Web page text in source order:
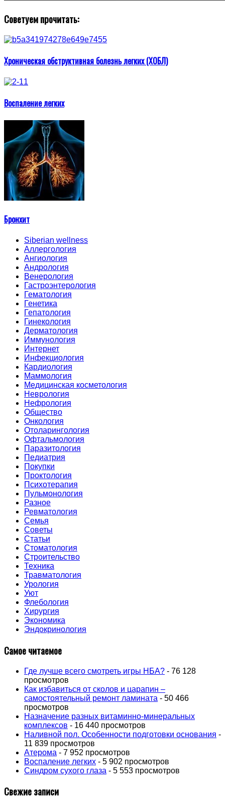
Советуем прочитать:
Хроническая обструктивная болезнь легких (ХОБЛ)
Воспаление легких
Бронхит
Siberian wellness
Аллергология
Ангиология
Андрология
Венерология
Гастроэнтерология
Гематология
Генетика
Гепатология
Гинекология
Дерматология
Иммунология
Интернет
Инфекциология
Кардиология
Маммология
Медицинская косметология
Неврология
Нефрология
Общество
Онкология
Отоларингология
Офтальмология
Паразитология
Педиатрия
Покупки
Проктология
Психотерапия
Пульмонология
Разное
Ревматология
Семья
Советы
Статьи
Стоматология
Строительство
Техника
Травматология
Урология
Уют
Флебология
Хирургия
Экономика
Эндокринология
Самое читаемое
Где лучше всего смотреть игры НБА? - 76 128
просмотров
Как избавиться от сколов и царапин –
самостоятельный ремонт ламината - 50 466
просмотров
Назначение разных витаминно-минеральных
комплексов - 16 440 просмотров
Наливной пол. Особенности подготовки основания -
11 839 просмотров
Атерома - 7 952 просмотров
Воспаление легких - 5 902 просмотров
Синдром сухого глаза - 5 553 просмотров
Свежие записи